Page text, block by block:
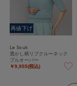
再値下げ
Le Souk
透かし柄リブクルーネック
プルオーバー
￥9,955(税込)